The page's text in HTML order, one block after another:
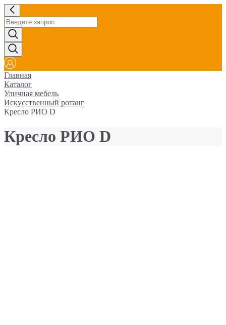
Главная
Каталог
Уличная мебель
Искусственный ротанг
Кресло РИО D
Кресло РИО D